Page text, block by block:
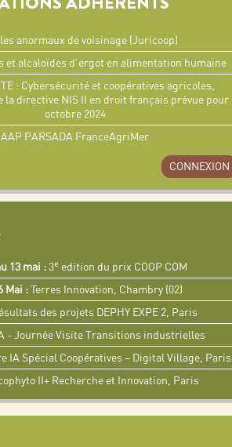
anormaux de voisinage (Juricoop)
et alcaloïdes d'ergot en alimentation humaine
: Cybersécurité et coopératives agricoles,
la directive NIS II en droit français prévue pour
octobre 2024
AAP PARSADA FranceAgriMer
CONNEXION
13 mai :3e edition du prix COOP COM
Mai :Terres Innovation, Chambry (02)
des projets DEPHY EXPE 2, Paris
- Journée Visite Transitions industrielles
IA Spécial Coopératives – Digital Village, Paris
II+ Recherche et Innovation, Paris